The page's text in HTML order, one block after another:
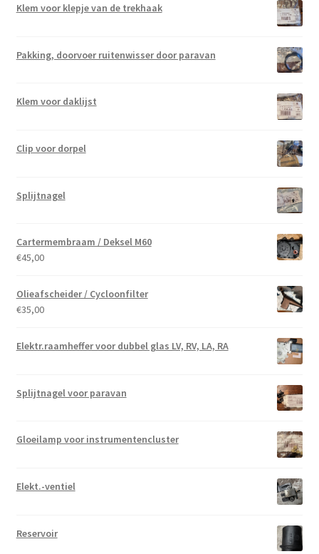
Klem voor klepje van de trekhaak
Pakking, doorvoer ruitenwisser door paravan
Klem voor daklijst
Clip voor dorpel
Splijtnagel
Cartermembraam / Deksel M60
€45,00
Olieafscheider / Cycloonfilter
€35,00
Elektr.raamheffer voor dubbel glas LV, RV, LA, RA
Splijtnagel voor paravan
Gloeilamp voor instrumentencluster
Elekt.-ventiel
Reservoir